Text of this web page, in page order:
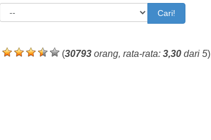
Cari!
(30793orang, rata-rata: 3,30dari 5)